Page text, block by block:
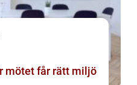
växjö när mötet får rätt miljö